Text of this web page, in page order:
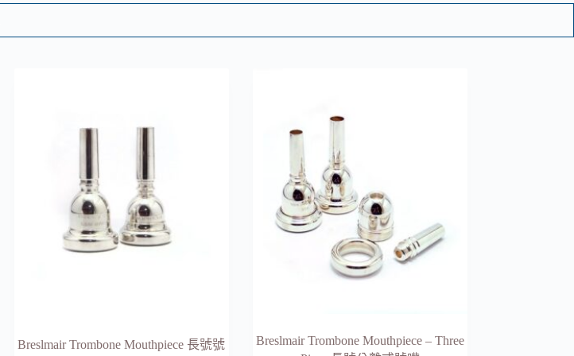
Breslmair Trombone Mouthpiece 長號號
Breslmair Trombone Mouthpiece – Three